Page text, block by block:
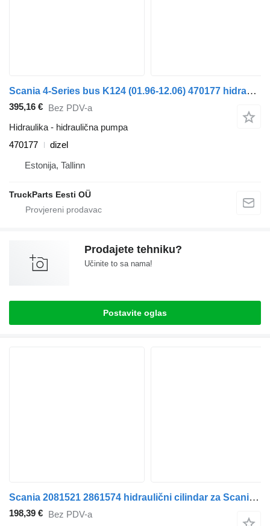
Scania 4-Series bus K124 (01.96-12.06) 470177 hidraulična pumpa za Scania 4-series bus (1995-2006) autobusa
395,16 € Bez PDV-a
Hidraulika - hidraulična pumpa
470177
dizel
Estonija, Tallinn
TruckParts Eesti OÜ
Prodajete tehniku?
Učinite to sa nama!
Postavite oglas
Scania 2081521 2861574 hidraulični cilindar za Scania L,P,G,R,S-series (2016-) tegljača
198,39 € Bez PDV-a